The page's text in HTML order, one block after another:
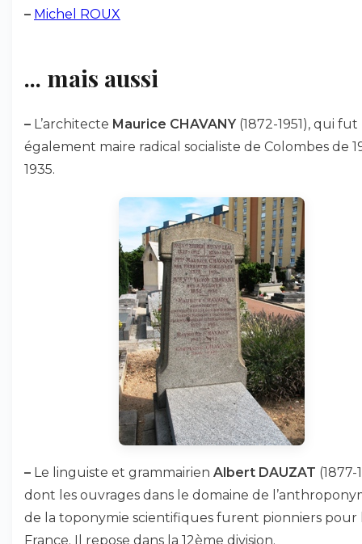
– Michel ROUX
... mais aussi
– L’architecte Maurice CHAVANY(1872-1951), qui fut
également maire radical socialiste de Colombes de
1935.
– Le linguiste et grammairien Albert DAUZAT (1877-
dont les ouvrages dans le domaine de
de la toponymie scientifiques furent pionniers pour
France. Il repose dans la 12ème division.